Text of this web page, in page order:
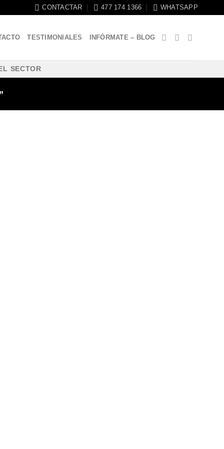
CONTACTAR 477 174 1366 WHATSAPP
TESTIMONIALES INFÓRMATE – BLOG
SECTOR